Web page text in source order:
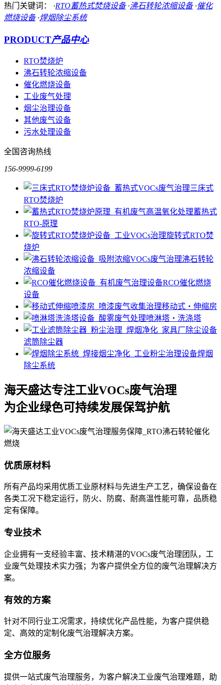
热门关键词： ·RTO蓄热式焚烧设备·沸石转轮浓缩设备·催化
燃烧设备·焊烟除尘系统
PRODUCT产品中心
RTO焚烧炉
沸石转轮浓缩设备
催化燃烧设备
工业废气处理
烟尘治理设备
其他废气设备
污水处理设备
全国咨询热线
156-9999-6199
三床式
RTO焚烧炉
蓄热式
RTO-原理
旋转式RTO焚
烧炉
沸石转轮
浓缩设备
RCO催化燃烧
设备
移动式・伸缩房
喷淋塔・洗涤塔
滤筒除尘器
焊烟
除尘系统
海天盛达专注工业VOCs废气治理
为企业绿色可持续发展保驾护航
优质原材料
所有产品均采用优质工业原材料与先进生产工艺，确保设备在
各类工况下稳定运行，防火、防腐、耐高温性能可靠，品质稳
定有保障。
专业技术
企业拥有一支经验丰富、技术精湛的VOCs废气治理团队，工
业废气处理技术实力强；为客户提供全方位的废气治理解决方
案。
有效的方案
针对不同行业工况需求，持续优化产品性能，为客户提供稳
定、高效的定制化废气治理解决方案。
全方位服务
提供一站式废气治理服务，为客户解决工业废气治理难题，助